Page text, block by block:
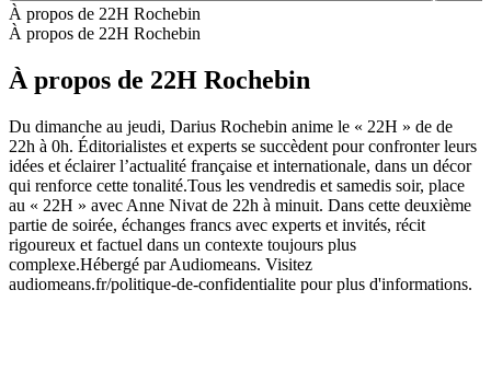
À propos de 22H Rochebin
À propos de 22H Rochebin
À propos de 22H Rochebin
Du dimanche au jeudi, Darius Rochebin anime le « 22H » de de
22h à 0h. Éditorialistes et experts se succèdent pour confronter leurs
idées et éclairer l’actualité française et internationale, dans un décor
qui renforce cette tonalité.Tous les vendredis et samedis soir, place
au « 22H » avec Anne Nivat de 22h à minuit. Dans cette deuxième
partie de soirée, échanges francs avec experts et invités, récit
rigoureux et factuel dans un contexte toujours plus
complexe.Hébergé par Audiomeans. Visitez
audiomeans.fr/politique-de-confidentialite pour plus d'informations.